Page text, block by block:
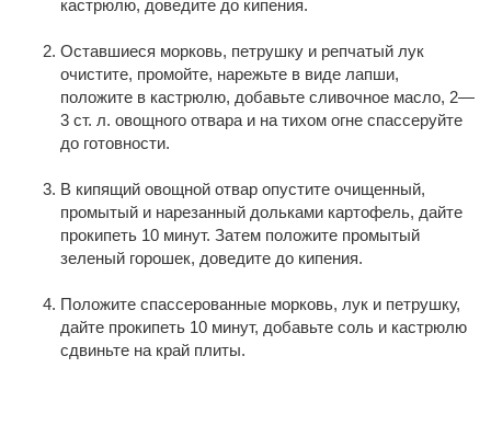
кастрюлю, доведите до кипения.
Оставшиеся морковь, петрушку и репчатый лук
очистите, промойте, нарежьте в виде лапши,
положите в кастрюлю, добавьте сли­вочное масло, 2—
3 ст. л. овощного отвара и на тихом огне спассеруйте
до готовности.
В кипящий овощной отвар опустите очищенный,
промы­тый и нарезанный дольками картофель, дайте
прокипеть 10 ми­нут. Затем положите промытый
зеленый горошек, доведите до кипения.
Положите спассерованные морковь, лук и петрушку,
дайте прокипеть 10 минут, добавьте соль и кастрюлю
сдвиньте на край плиты.